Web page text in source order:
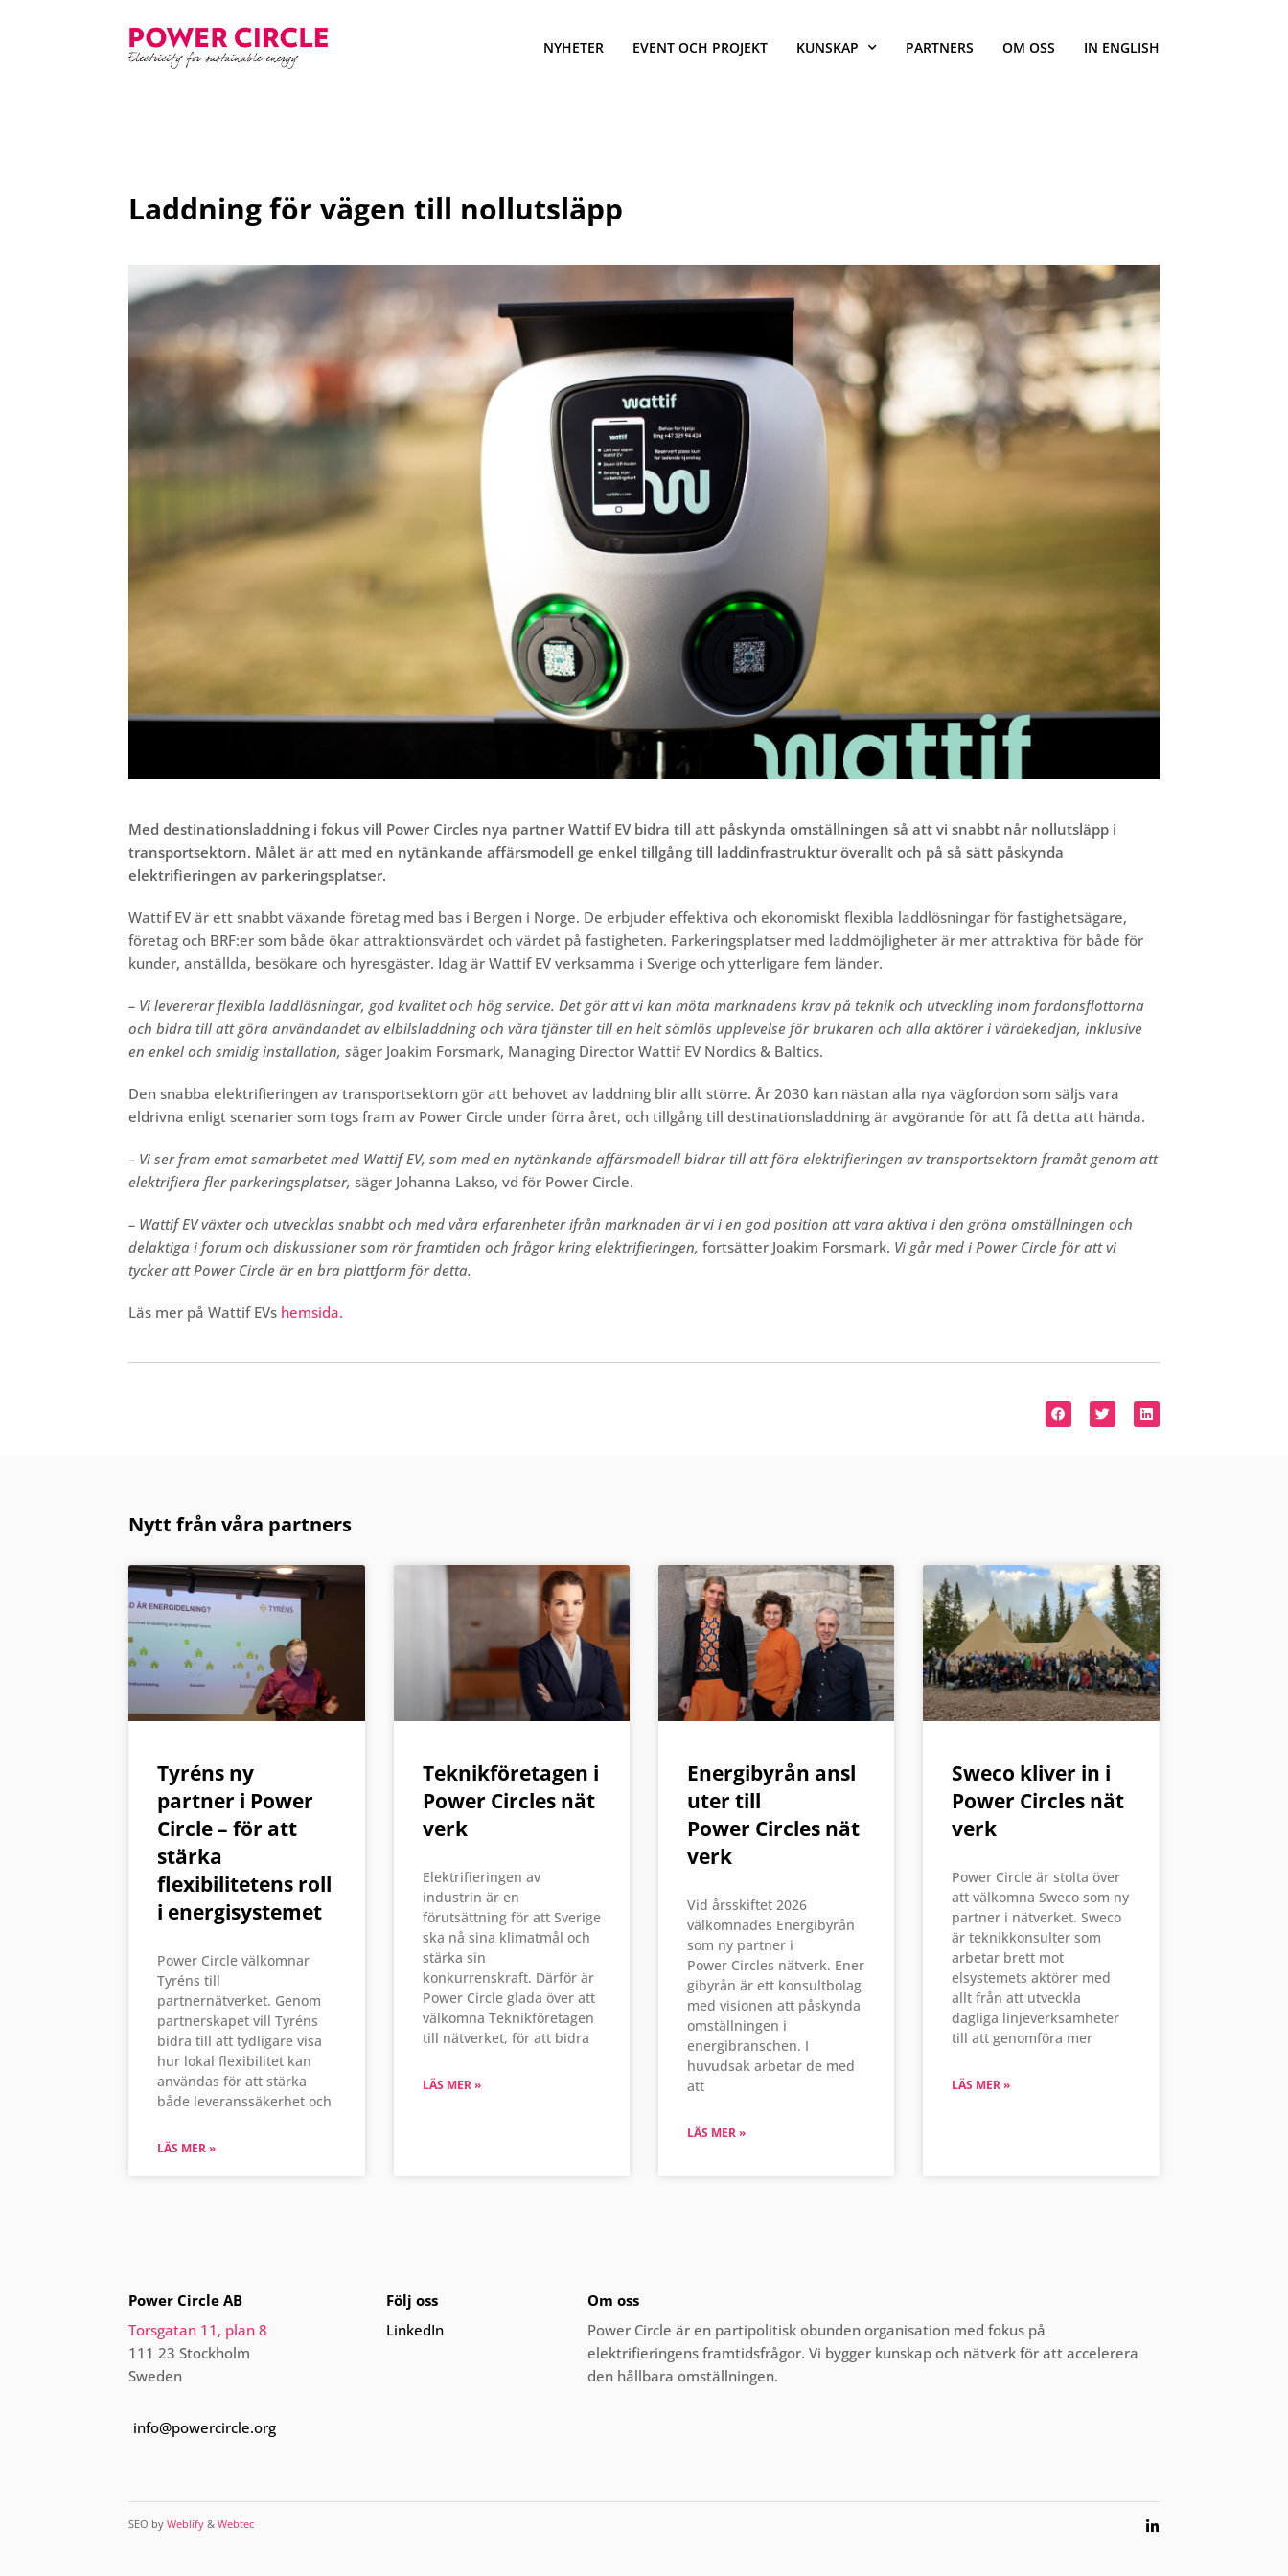
NYHETER EVENT OCH PROJEKT KUNSKAP PARTNERS OM OSS IN ENGLISH
Laddning för vägen till nollutsläpp
Med destinationsladdning i fokus vill Power Circles nya partner Wattif EV bidra till att påskynda omställningen så att vi snabbt når nollutsläpp i
transportsektorn. Målet är att med en nytänkande affärsmodell ge enkel tillgång till laddinfrastruktur överallt och på så sätt påskynda
elektrifieringen av parkeringsplatser.
Wattif EV är ett snabbt växande företag med bas i Bergen i Norge. De erbjuder effektiva och ekonomiskt flexibla laddlösningar för fastighetsägare,
företag och BRF:er som både ökar attraktionsvärdet och värdet på fastigheten. Parkeringsplatser med laddmöjligheter är mer attraktiva för både för
kunder, anställda, besökare och hyresgäster. Idag är Wattif EV verksamma i Sverige och ytterligare fem länder.
– Vi levererar flexibla laddlösningar, god kvalitet och hög service. Det gör att vi kan möta marknadens krav på teknik och utveckling inom fordonsflottorna
och bidra till att göra användandet av elbilsladdning och våra tjänster till en helt sömlös upplevelse för brukaren och alla aktörer i värdekedjan, inklusive
en enkel och smidig installation, säger Joakim Forsmark, Managing Director Wattif EV Nordics & Baltics.
Den snabba elektrifieringen av transportsektorn gör att behovet av laddning blir allt större. År 2030 kan nästan alla nya vägfordon som säljs vara
eldrivna enligt scenarier som togs fram av Power Circle under förra året, och tillgång till destinationsladdning är avgörande för att få detta att hända.
– Vi ser fram emot samarbetet med Wattif EV, som med en nytänkande affärsmodell bidrar till att föra elektrifieringen av transportsektorn framåt genom att
elektrifiera fler parkeringsplatser,säger Johanna Lakso, vd för Power Circle.
– Wattif EV växter och utvecklas snabbt och med våra erfarenheter ifrån marknaden är vi i en god position att vara aktiva i den gröna omställningen och
delaktiga i forum och diskussioner som rör framtiden och frågor kring elektrifieringen,fortsätter Joakim Forsmark. Vi går med i Power Circle för att vi
tycker att Power Circle är en bra plattform för detta.
Läs mer på Wattif EVs hemsida.
Nytt från våra partners
Tyréns ny
partner i Power
Circle – för att
stärka
flexibilitetens roll
i energisystemet
Power Circle välkomnar
Tyréns till
partnernätverket. Genom
partnerskapet vill Tyréns
bidra till att tydligare visa
hur lokal flexibilitet kan
användas för att stärka
både leveranssäkerhet och
LÄS MER »
Teknikföretagen i
Power Circles nät
verk
Elektrifieringen av
industrin är en
förutsättning för att Sverige
ska nå sina klimatmål och
stärka sin
konkurrenskraft. Därför är
Power Circle glada över att
välkomna Teknikföretagen
till nätverket, för att bidra
LÄS MER »
Energibyrån ansl
uter till
Power Circles nät
verk
Vid årsskiftet 2026
välkomnades Energibyrån
som ny partner i
Power Circles nätverk. Ener
gibyrån är ett konsultbolag
med visionen att påskynda
omställningen i
energibranschen. I
huvudsak arbetar de med
att
LÄS MER »
Sweco kliver in i
Power Circles nät
verk
Power Circle är stolta över
att välkomna Sweco som ny
partner i nätverket. Sweco
är teknikkonsulter som
arbetar brett mot
elsystemets aktörer med
allt från att utveckla
dagliga linjeverksamheter
till att genomföra mer
LÄS MER »
Power Circle AB
Torsgatan 11, plan 8
111 23 Stockholm
Sweden
info@powercircle.org
Följ oss
LinkedIn
Om oss
Power Circle är en partipolitisk obunden organisation med fokus på
elektrifieringens framtidsfrågor. Vi bygger kunskap och nätverk för att accelerera
den hållbara omställningen.
SEO byWeblify &Webtec